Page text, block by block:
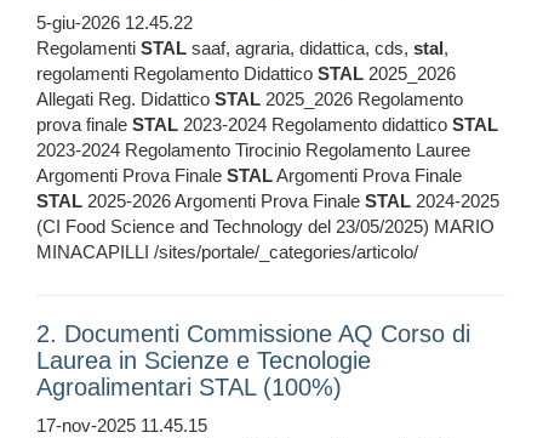
5-giu-2026 12.45.22
Regolamenti STAL saaf, agraria, didattica, cds, stal,
regolamenti Regolamento Didattico STAL 2025_2026
Allegati Reg. Didattico STAL 2025_2026 Regolamento
prova finale STAL 2023-2024 Regolamento didattico STAL
2023-2024 Regolamento Tirocinio Regolamento Lauree
Argomenti Prova Finale STALArgomenti Prova Finale
STAL 2025-2026 Argomenti Prova Finale STAL 2024-2025
(CI Food Science and Technology del 23/05/2025) MARIO
MINACAPILLI /sites/portale/_categories/articolo/
2. Documenti Commissione AQ Corso di
Laurea in Scienze e Tecnologie
Agroalimentari STAL (100%)
17-nov-2025 11.45.15